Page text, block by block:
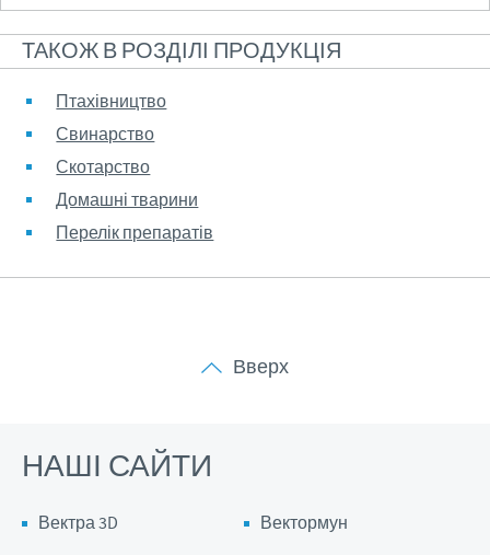
ТАКОЖ В РОЗДІЛІ ПРОДУКЦІЯ
Птахівництво
Свинарство
Скотарство
Домашні тварини
Перелік препаратів
Вверх
НАШІ САЙТИ
Вектра 3D
Вектормун